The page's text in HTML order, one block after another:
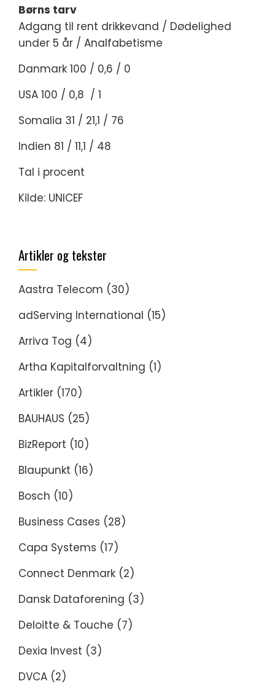
Børns tarv
Adgang til rent drikkevand / Dødelighed
under 5 år / Analfabetisme
Danmark 100 / 0,6 / 0
USA 100 / 0,8 / 1
Somalia 31 / 21,1 / 76
Indien 81 / 11,1 / 48
Tal i procent
Kilde: UNICEF
Artikler og tekster
Aastra Telecom (30)
adServing International (15)
Arriva Tog (4)
Artha Kapitalforvaltning (1)
Artikler (170)
BAUHAUS (25)
BizReport (10)
Blaupunkt (16)
Bosch (10)
Business Cases (28)
Capa Systems (17)
Connect Denmark (2)
Dansk Dataforening (3)
Deloitte & Touche (7)
Dexia Invest (3)
DVCA (2)